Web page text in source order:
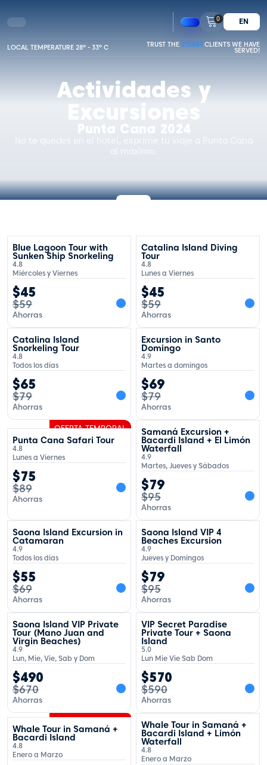
0 EN
LOCAL TEMPERATURE 28º - 33º C TRUST THE 250683 CLIENTS WE HAVE
SERVED!
Actividades y
Excursiones
Punta Cana 2024
OFERTA TEMPORAL
Blue Lagoon Tour with
Sunken Ship Snorkeling
4.8
Miércoles y Viernes
$45
$59
Ahorras
OFERTA TEMPORAL
Catalina Island Diving
Tour
4.8
Lunes a Viernes
$45
$59
Ahorras
OFERTA TEMPORAL
Catalina Island
Snorkeling Tour
4.8
Todos los días
$65
$79
Ahorras
OFERTA TEMPORAL
Excursion in Santo
Domingo
4.9
Martes a domingos
$69
$79
Ahorras
OFERTA TEMPORAL
Punta Cana Safari Tour
4.8
Lunes a Viernes
$75
$89
Ahorras
OFERTA TEMPORAL
Samaná Excursion +
Bacardi Island + El Limón
Waterfall
4.9
Martes, Jueves y Sábados
$79
$95
Ahorras
OFERTA TEMPORAL
Saona Island Excursion in
Catamaran
4.9
Todos los días
$55
$69
Ahorras
OFERTA TEMPORAL
Saona Island VIP 4
Beaches Excursion
4.9
Jueves y Domingos
$79
$95
Ahorras
OFERTA TEMPORAL
Saona Island VIP Private
Tour (Mano Juan and
Virgin Beaches)
4.9
Lun, Mie, Vie, Sab y Dom
$490
$670
Ahorras
OFERTA TEMPORAL
VIP Secret Paradise
Private Tour + Saona
Island
5.0
Lun Mie Vie Sab Dom
$570
$590
Ahorras
Whale Tour in Samaná +
Bacardi Island
4.8
Enero a Marzo
OFERTA TEMPORAL
Whale Tour in Samaná +
Bacardi Island + Limón
Waterfall
4.8
Enero a Marzo